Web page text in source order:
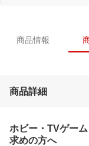
商品情報
商品詳細
ホビー・TVゲー
求めの方へ